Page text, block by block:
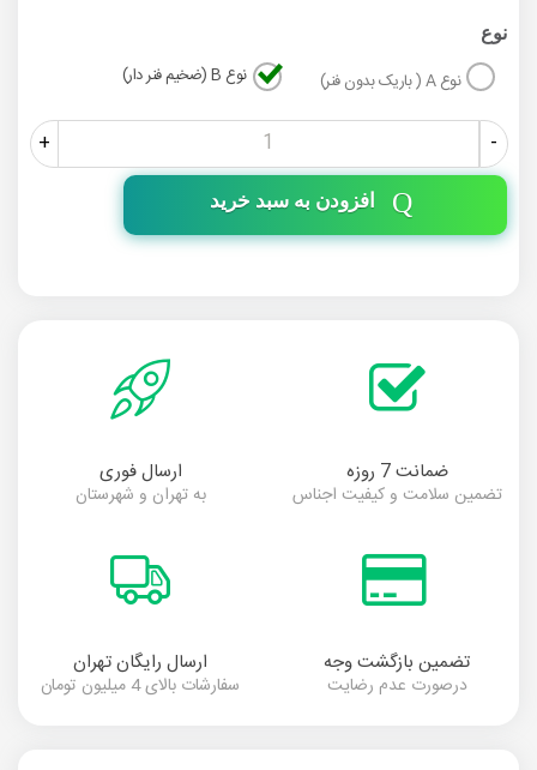
نوع
نوع A ( باریک بدون فنر) نوع B (ضخیم فنر دار)
-
+
افزودن به سبد خرید
ضمانت 7 روزه
تضمین سلامت و کیفیت اجناس
ارسال فوری
به تهران و شهرستان
تضمین بازگشت وجه
درصورت عدم رضایت
ارسال رایگان تهران
سفارشات بالای 4 میلیون تومان